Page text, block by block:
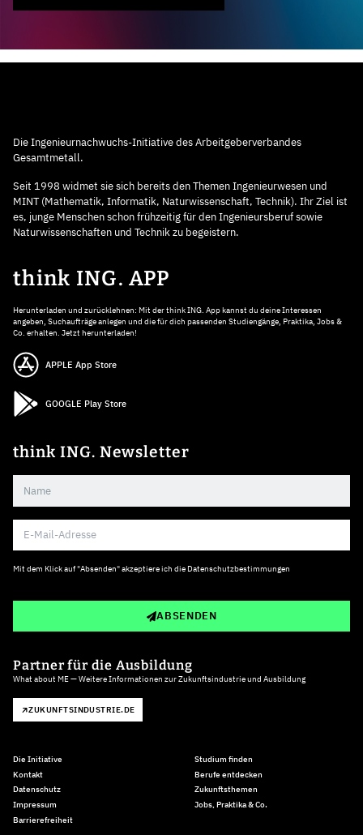
Die Ingenieurnachwuchs-Initiative des Arbeitgeberverbandes
Gesamtmetall.
Seit 1998 widmet sie sich bereits den Themen Ingenieurwesen und
MINT (Mathematik, Informatik, Naturwissenschaft, Technik). Ihr Ziel ist
es, junge Menschen schon frühzeitig für den Ingenieursberuf sowie
Naturwissenschaften und Technik zu begeistern.
think ING. APP
Herunterladen und zurücklehnen: Mit der think ING. App kannst du deine Interessen
angeben, Suchaufträge anlegen und die für dich passenden Studiengänge, Praktika, Jobs &
Co. erhalten. Jetzt herunterladen!
APPLE App Store
GOOGLE Play Store
think ING. Newsletter
Mit dem Klick auf "Absenden" akzeptiere ich die Datenschutzbestimmungen
ABSENDEN
Partner für die Ausbildung
What about ME — Weitere Informationen zur Zukunftsindustrie und Ausbildung
ZUKUNFTSINDUSTRIE.DE
Die Initiative
Kontakt
Datenschutz
Impressum
Barrierefreiheit
Studium finden
Berufe entdecken
Zukunftsthemen
Jobs, Praktika & Co.